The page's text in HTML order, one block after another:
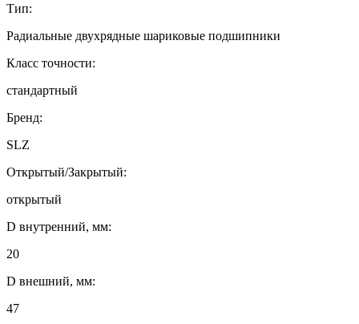
Тип:
Радиальные двухрядные шариковые подшипники
Класс точности:
стандартный
Бренд:
SLZ
Открытый/Закрытый:
открытый
D внутренний, мм:
20
D внешний, мм:
47